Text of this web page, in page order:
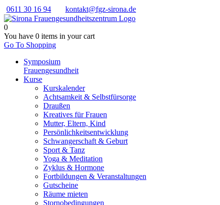
0611 30 16 94 kontakt@fgz-sirona.de
0
You have 0 items in your cart
Go To Shopping
Symposium
Frauengesundheit
Kurse
Kurskalender
Achtsamkeit & Selbstfürsorge
Draußen
Kreatives für Frauen
Mutter, Eltern, Kind
Persönlichkeits­entwicklung
Schwangerschaft & Geburt
Sport & Tanz
Yoga & Meditation
Zyklus & Hormone
Fortbildungen & Veranstaltungen
Gutscheine
Räume mieten
Stornobedingungen